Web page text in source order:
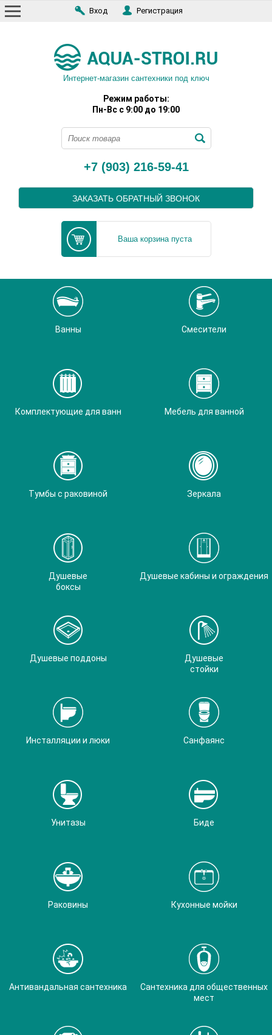
Вход Регистрация
Интернет-магазин сантехники под ключ
Режим работы:
Пн-Вс с 9:00 до 19:00
+7 (903) 216-59-41
ЗАКАЗАТЬ ОБРАТНЫЙ ЗВОНОК
Ваша корзина пуста
Ванны Смесители
Комплектующие для ванн Мебель для ванной
Тумбы с раковиной Зеркала
Душевые
боксы
Душевые кабины и ограждения
Душевые поддоны
Душевые
стойки
Инсталляции и люки Санфаянс
Унитазы Биде
Раковины Кухонные мойки
Антивандальная сантехника
Сантехника для общественных
мест